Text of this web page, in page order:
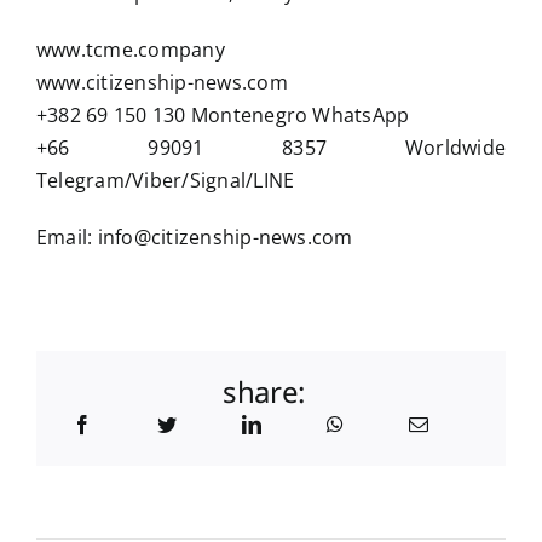
www.tcme.company
www.citizenship-news.com
+382 69 150 130 Montenegro WhatsApp
+66 99091 8357 Worldwide
Telegram/Viber/Signal/LINE
Email: info@citizenship-news.com
share: